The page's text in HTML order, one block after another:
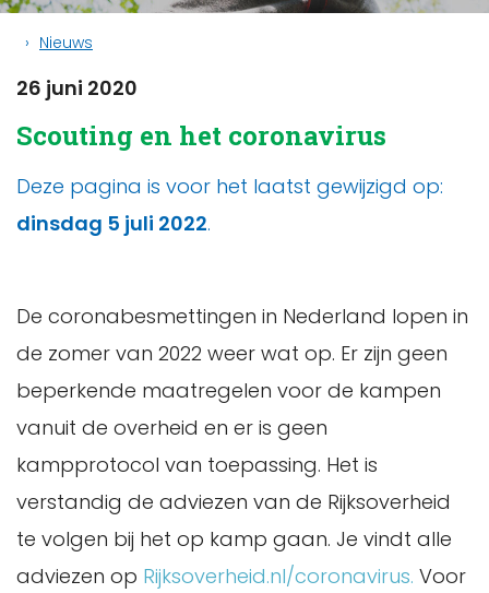
Nieuws
26 juni 2020
Scouting en het coronavirus
Deze pagina is voor het laatst gewijzigd op:
dinsdag 5 juli 2022.
De coronabesmettingen in Nederland lopen in
de zomer van 2022 weer wat op. Er zijn geen
beperkende maatregelen voor de kampen
vanuit de overheid en er is geen
kampprotocol van toepassing. Het is
verstandig de adviezen van de Rijksoverheid
te volgen bij het op kamp gaan. Je vindt alle
adviezen op Rijksoverheid.nl/coronavirus. Voor